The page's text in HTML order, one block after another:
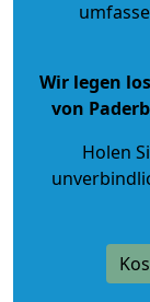
Wir legen
von
Holen